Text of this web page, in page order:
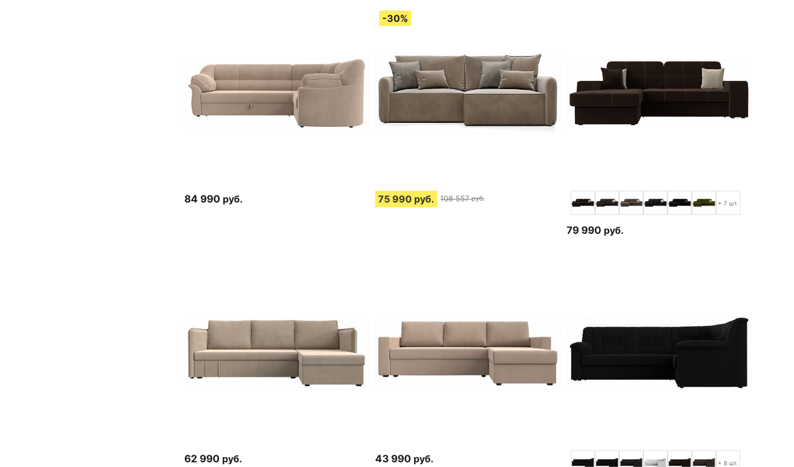
84 990 руб. 75 990 руб. 108 557 руб.
+ 7 шт.
79 990 руб.
62 990 руб. 43 990 руб. + 8 шт.